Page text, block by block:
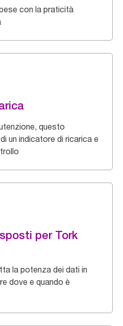
con la praticità
questo
un indicatore di ricarica e
per Tork
la potenza dei dati in
dove e quando è